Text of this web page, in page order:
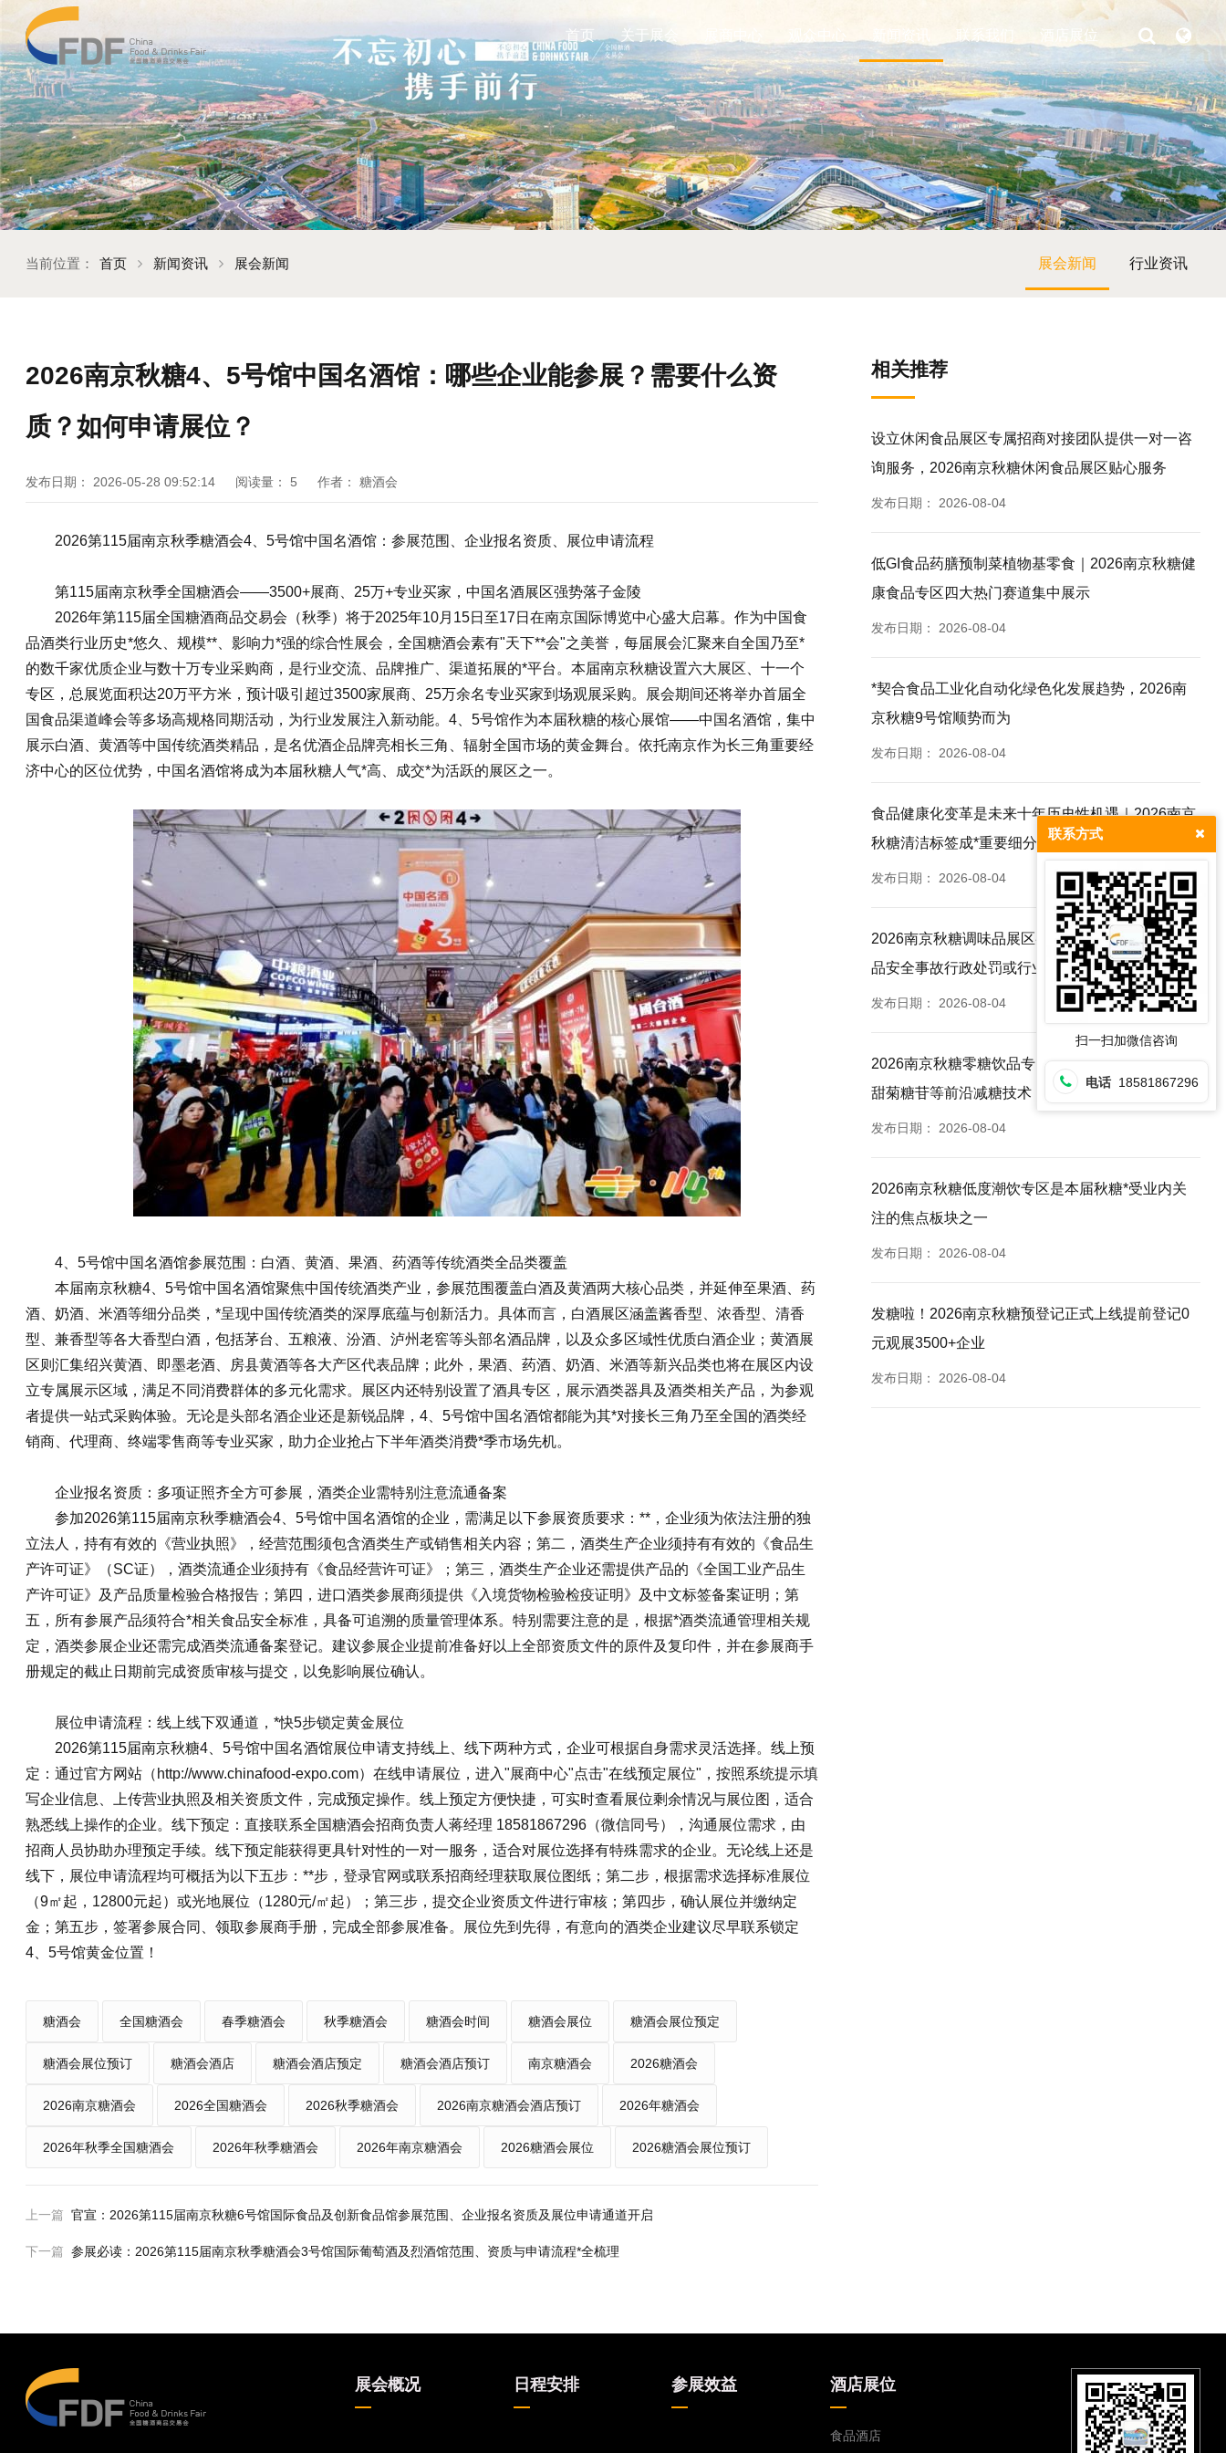
首页 关于展会 酒店展位
当前位置： 首页 新闻资讯 展会新闻 展会新闻 行业资讯
2026南京秋糖4、5号馆中国名酒馆：哪些企业能参展？需要什么资
质？如何申请展位？
发布日期： 2026-05-28 09:52:14 阅读量： 5 作者： 糖酒会
2026第115届南京秋季糖酒会4、5号馆中国名酒馆：参展范围、企业报名资质、展位申请流程
第115届南京秋季全国糖酒会——3500+展商、25万+专业买家，中国名酒展区强势落子金陵
2026年第115届全国糖酒商品交易会 （秋季）将于2025年10月15日至17日在南京国际博览中心盛大启幕。作为中国食
品酒类行业历史*悠久、规模**、影响力*强的综合性展会， 全国糖酒会素有"天下**会"之美誉，每届展会汇聚来自全国乃至*
的数千家优质企业与数十万专业采购商，是行业交流、品牌推广、渠道拓展的*平台。本届南京秋糖设置六大展区、十一个
专区，总展览面积达20万平方米，预计吸引超过3500家展商、25万余名专业买家到场观展采购。展会期间还将举办首届全
国食品渠道峰会等多场高规格同期活动，为行业发展注入新动能。4、5号馆作为本届秋糖的核心展馆——中国名酒馆，集中
展示白酒、黄酒等中国传统酒类精品，是名优酒企品牌亮相长三角、辐射全国市场的黄金舞台。依托南京作为长三角重要经
济中心的区位优势，中国名酒馆将成为本届秋糖人气*高、成交*为活跃的展区之一。
4、5号馆中国名酒馆参展范围：白酒、黄酒、果酒、药酒等传统酒类全品类覆盖
本届南京秋糖4、5号馆中国名酒馆聚焦中国传统酒类产业，参展范围覆盖白酒及黄酒两大核心品类，并延伸至果酒、药
酒、奶酒、米酒等细分品类，*呈现中国传统酒类的深厚底蕴与创新活力。具体而言，白酒展区涵盖酱香型、浓香型、清香
型、兼香型等各大香型白酒，包括茅台、五粮液、汾酒、泸州老窖等头部名酒品牌，以及众多区域性优质白酒企业；黄酒展
区则汇集绍兴黄酒、即墨老酒、房县黄酒等各大产区代表品牌；此外，果酒、药酒、奶酒、米酒等新兴品类也将在展区内设
立专属展示区域，满足不同消费群体的多元化需求。展区内还特别设置了酒具专区，展示酒类器具及酒类相关产品，为参观
者提供一站式采购体验。无论是头部名酒企业还是新锐品牌，4、5号馆中国名酒馆都能为其*对接长三角乃至全国的酒类经
销商、代理商、终端零售商等专业买家，助力企业抢占下半年酒类消费*季市场先机。
企业报名资质：多项证照齐全方可参展，酒类企业需特别注意流通备案
参加2026第115届南京秋季糖酒会4、5号馆中国名酒馆的企业，需满足以下参展资质要求：**，企业须为依法注册的独
立法人，持有有效的《营业执照》，经营范围须包含酒类生产或销售相关内容；第二，酒类生产企业须持有有效的《食品生
产许可证》（SC证），酒类流通企业须持有《食品经营许可证》；第三，酒类生产企业还需提供产品的《全国工业产品生
产许可证》及产品质量检验合格报告；第四，进口酒类参展商须提供《入境货物检验检疫证明》及中文标签备案证明；第
五，所有参展产品须符合*相关食品安全标准，具备可追溯的质量管理体系。特别需要注意的是，根据*酒类流通管理相关规
定，酒类参展企业还需完成酒类流通备案登记。建议参展企业提前准备好以上全部资质文件的原件及复印件，并在参展商手
册规定的截止日期前完成资质审核与提交，以免影响展位确认。
展位申请流程：线上线下双通道，*快5步锁定黄金展位
2026第115届南京秋糖4、5号馆中国名酒馆展位申请支持线上、线下两种方式，企业可根据自身需求灵活选择。线上预
定：通过官方网站（http://www.chinafood-expo.com）在线申请展位，进入"展商中心"点击"在线预定展位"，按照系统提示填
写企业信息、上传营业执照及相关资质文件，完成预定操作。线上预定方便快捷，可实时查看展位剩余情况与展位图，适合
熟悉线上操作的企业。线下预定：直接联系全国糖酒会招商负责人蒋经理 18581867296（微信同号），沟通展位需求，由
招商人员协助办理预定手续。线下预定能获得更具针对性的一对一服务，适合对展位选择有特殊需求的企业。无论线上还是
线下，展位申请流程均可概括为以下五步：**步，登录官网或联系招商经理获取展位图纸；第二步，根据需求选择标准展位
（9㎡起，12800元起）或光地展位（1280元/㎡起）；第三步，提交企业资质文件进行审核；第四步，确认展位并缴纳定
金；第五步，签署参展合同、领取参展商手册，完成全部参展准备。展位先到先得，有意向的酒类企业建议尽早联系锁定
4、5号馆黄金位置！
糖酒会 全国糖酒会 春季糖酒会 秋季糖酒会 糖酒会时间 糖酒会展位 糖酒会展位预定
糖酒会展位预订 糖酒会酒店 糖酒会酒店预定 糖酒会酒店预订 南京糖酒会 2026糖酒会
2026南京糖酒会 2026全国糖酒会 2026秋季糖酒会 2026南京糖酒会酒店预订 2026年糖酒会
2026年秋季全国糖酒会 2026年秋季糖酒会 2026年南京糖酒会 2026糖酒会展位 2026糖酒会展位预订
上一篇 官宣：2026第115届南京秋糖6号馆国际食品及创新食品馆参展范围、企业报名资质及展位申请通道开启
下一篇 参展必读：2026第115届南京秋季糖酒会3号馆国际葡萄酒及烈酒馆范围、资质与申请流程*全梳理
相关推荐
设立休闲食品展区专属招商对接团队提供一对一咨
询服务，2026南京秋糖休闲食品展区贴心服务
发布日期： 2026-08-04
低GI食品药膳预制菜植物基零食｜2026南京秋糖健
康食品专区四大热门赛道集中展示
发布日期： 2026-08-04
*契合食品工业化自动化绿色化发展趋势，2026南
京秋糖9号馆顺势而为
发布日期： 2026-08-04
食品健康化变革是未来十年历史性机遇｜2026南京
秋糖清洁标签成*重要细分赛道之一
发布日期： 2026-08-04
2026南京秋糖调味品展区参展企业近三年无重大食
品安全事故行政处罚或行业通报记录
发布日期： 2026-08-04
2026南京秋糖零糖饮品专区汇聚赤藓糖醇阿洛酮糖
甜菊糖苷等前沿减糖技术
发布日期： 2026-08-04
2026南京秋糖低度潮饮专区是本届秋糖*受业内关
注的焦点板块之一
发布日期： 2026-08-04
发糖啦！2026南京秋糖预登记正式上线提前登记0
元观展3500+企业
发布日期： 2026-08-04
展会概况 日程安排 参展效益 酒店展位
食品酒店
联系方式
扫一扫加微信咨询
电话 18581867296